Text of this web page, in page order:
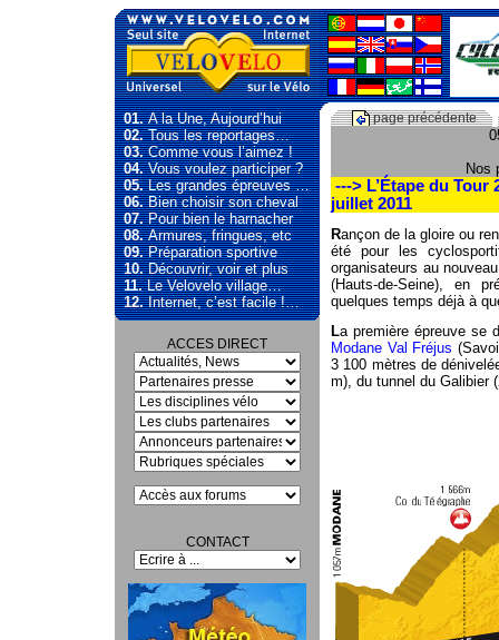
01.A la Une, Aujourd’hui
02.Tous les reportages…
03.Comme vous l’aimez !
04.Vous voulez participer ?
05.Les grandes épreuves …
06.Bien choisir son cheval
07.Pour bien le harnacher
08.Armures, fringues, etc
09.Préparation sportive
10.Découvrir, voir et plus
11.Le Velovelo village…
12.Internet, c’est facile !…
ACCES DIRECT
CONTACT
page précédente
Nos
---> L’Étape du
juillet 2011
Rançon de la gloire ou
été pour les
organisateurs au
(Hauts-de-Seine), en
quelques temps déjà à
La première épreuve se
Modane Val Fréjus
3 100 mètres de
m), du tunnel du Galibier